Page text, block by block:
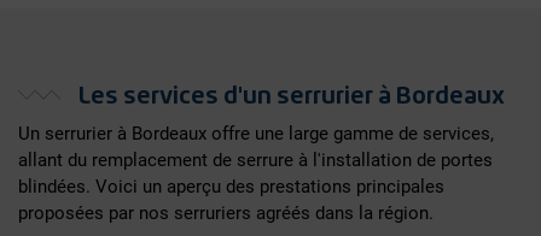
Les services d'un serrurier à Bordeaux
Un serrurier à Bordeaux offre une large gamme de services,
allant du remplacement de serrure à l'installation de portes
blindées. Voici un aperçu des prestations principales
proposées par nos serruriers agréés dans la région.